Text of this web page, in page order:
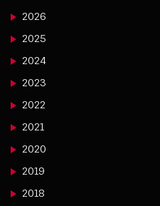
2026
2025
2024
2023
2022
2021
2020
2019
2018